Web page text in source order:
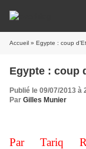
Accueil » Egypte : coup
Egypte : coup
Publié le 09/07/2013 à
Par Gilles Munier
Par Tariq